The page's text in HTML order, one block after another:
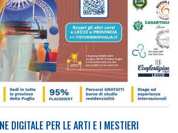
DIGITALE PER LE ARTI E I MESTIERI